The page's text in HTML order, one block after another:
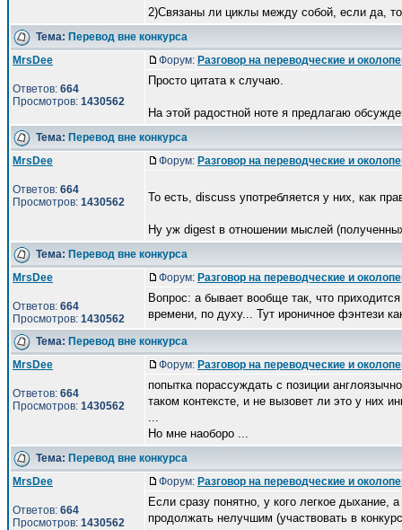
2)Связаны ли циклы между собой, если да,
Тема: Перевод вне конкурса
MrsDee
Ответов: 664
Просмотров: 1430562
Форум: Разговор на переводческие и
Просто цитата к случаю.
На этой радостной ноте я предлагаю
Тема: Перевод вне конкурса
MrsDee
Ответов: 664
Просмотров: 1430562
Форум: Разговор на переводческие и
То есть, discuss употребляется у них, как
Ну уж digest в отношении мыслей
Тема: Перевод вне конкурса
MrsDee
Ответов: 664
Просмотров: 1430562
Форум: Разговор на переводческие и
Вопрос: а бывает вообще так, что
времени, по духу... Тут ироничное фэнтези
Тема: Перевод вне конкурса
MrsDee
Ответов: 664
Просмотров: 1430562
Форум: Разговор на переводческие и
попытка порассуждать с позиции
таком контексте, и не вызовет ли это у них
...
Но мне наоборо ...
Тема: Перевод вне конкурса
MrsDee
Ответов: 664
Просмотров: 1430562
Форум: Разговор на переводческие и
Если сразу понятно, у кого легкое дыхание,
продолжать нелучшим (участвовать в